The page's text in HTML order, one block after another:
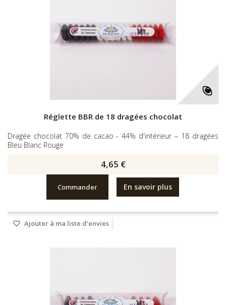
Réglette BBR de 18 dragées chocolat
Dragée chocolat 70% de cacao - 44% d'intérieur – 18 dragées
Bleu Blanc Rouge
4,65 €
Commander En savoir plus
Ajouter à ma liste d'envies